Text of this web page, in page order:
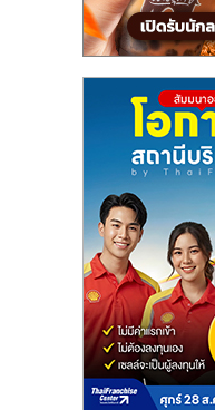
รวม
แฟ
ไชส์
ขาย
แฟ